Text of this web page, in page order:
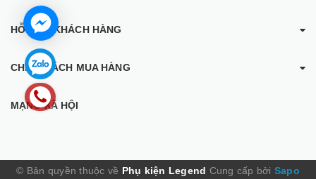
HỖ TRỢ KHÁCH HÀNG
CHÍNH SÁCH MUA HÀNG
MẠNG XÃ HỘI
© Bản quyền thuộc về Phụ kiện Legend Cung cấp bởi Sapo